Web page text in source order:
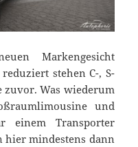
Markengesicht
stehen C-, S-
zuvor. Was wiederum
und
einem Transporter
hier mindestens dann